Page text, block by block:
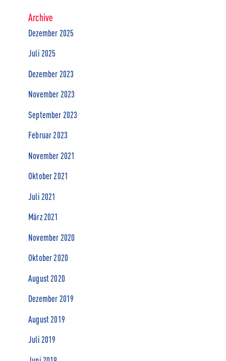
Archive
Dezember 2025
Juli 2025
Dezember 2023
November 2023
September 2023
Februar 2023
November 2021
Oktober 2021
Juli 2021
März 2021
November 2020
Oktober 2020
August 2020
Dezember 2019
August 2019
Juli 2019